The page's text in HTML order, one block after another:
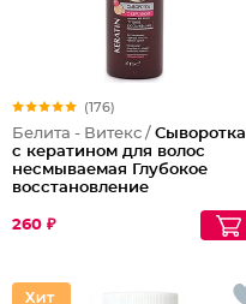
(176)
Белита - Витекс / Сыворотка
с кератином для волос
несмываемая Глубокое
восстановление
260 ₽